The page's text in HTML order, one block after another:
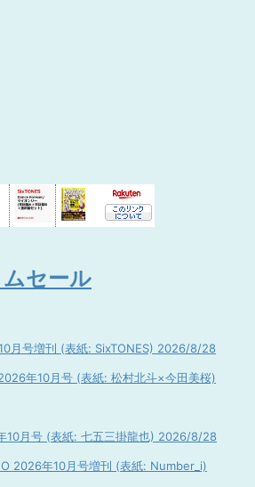
セール
月号増刊 (表紙: SixTONES) 2026/8/28
年10月号 (表紙: 松村北斗×今田美桜)
10月号 (表紙: 七五三掛龍也) 2026/8/28
2026年10月号増刊 (表紙: Number_i)